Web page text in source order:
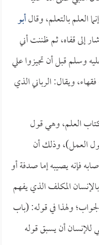
العلم بالتعلم، وقالأبو
إلى قفاه، ثم ظننت أني
وسلم قبل أن تجيزوا علي
ويقال: الرباني الذي
العلم، وهي قول
العمل)، وذلك أن
فإنه يصيبه إما صدفة أو
المكلف الذي يفهم
ولهذا في قوله: (باب
للإنسان أن يسبق قوله